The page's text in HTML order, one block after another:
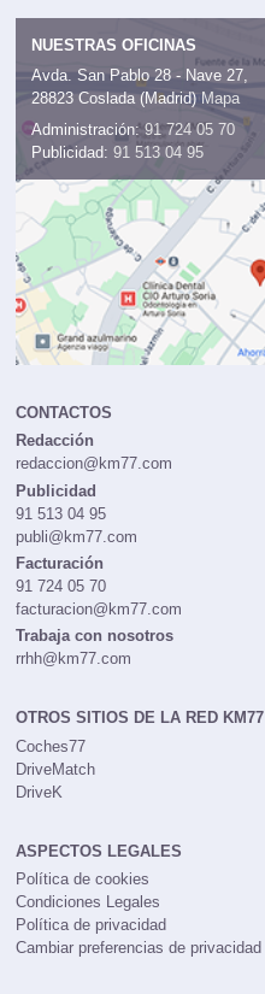
NUESTRAS OFICINAS
Avda. San Pablo 28 - Nave 27,
28823 Coslada (Madrid) Mapa
Administración: 91 724 05 70
Publicidad: 91 513 04 95
CONTACTOS
Redacción
redaccion@km77.com
Publicidad
91 513 04 95
publi@km77.com
Facturación
91 724 05 70
facturacion@km77.com
Trabaja con nosotros
rrhh@km77.com
OTROS SITIOS DE LA RED KM77
Coches77
DriveMatch
DriveK
ASPECTOS LEGALES
Política de cookies
Condiciones Legales
Política de privacidad
Cambiar preferencias de privacidad